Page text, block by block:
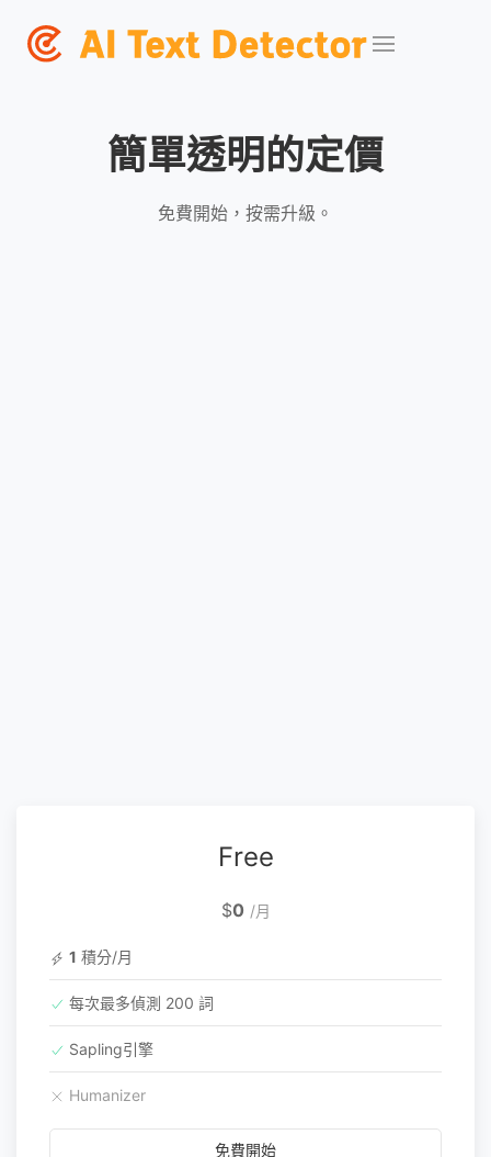
簡單透明的定價
免費開始，按需升級。
Free
$0 /月
1 積分/月
每次最多偵測 200 詞
Sapling引擎
Humanizer
免費開始